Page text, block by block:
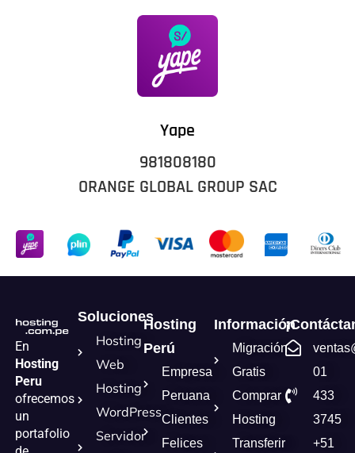
Yape
981808180
ORANGE GLOBAL GROUP SAC
En
Hosting
Peru
ofrecemos
un
portafolio
Soluciones
Hosting
Web
Hosting
WordPress
Servidor
Hosting
Perú
Empresa
Peruana
Clientes
Felices
Información
Migración
Gratis
Comprar
Hosting
Transferir
01
433
3745
+51